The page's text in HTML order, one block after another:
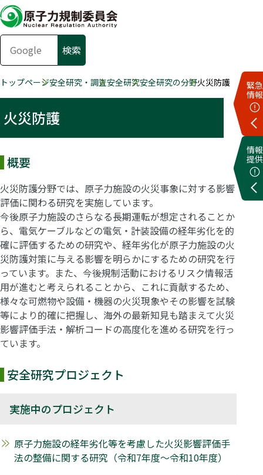
緊急
情報
情報
提供
トップページ安全研究・調査安全研究安全研究の分野火災防護
火災防護
概要
火災防護分野では、原子力施設の火災事象に対する影響
評価に関わる研究を実施しています。
今後原子力施設のさらなる長期運転が想定されることか
ら、電気ケーブルなどの電気・計装設備の経年劣化を的
確に評価するための研究や、経年劣化が原子力施設の火
災防護対策に与える影響を明らかにするための研究を行
っています。また、今後規制活動におけるリスク情報活
用が進むと考えられることから、これに貢献するため、
様々な可燃物や設備・機器の火災現象やその影響を試験
等により的確に把握し、海外の最新知見も踏まえて火災
影響評価手法・解析コードの高度化を進める研究を行っ
ています。
安全研究プロジェクト
実施中のプロジェクト
原子力施設の経年劣化等を考慮した火災影響評価手
法の整備に関する研究（令和7年度～令和10年度）